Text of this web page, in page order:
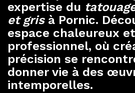
expertise du
et grisà Pornic.
espace chaleureux et
professionnel, où
précision se
donner vie à des
intemporelles.